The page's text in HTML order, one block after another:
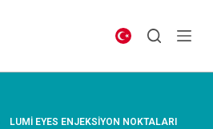
LUMI EYES ENJEKSIYON NOKTALARI